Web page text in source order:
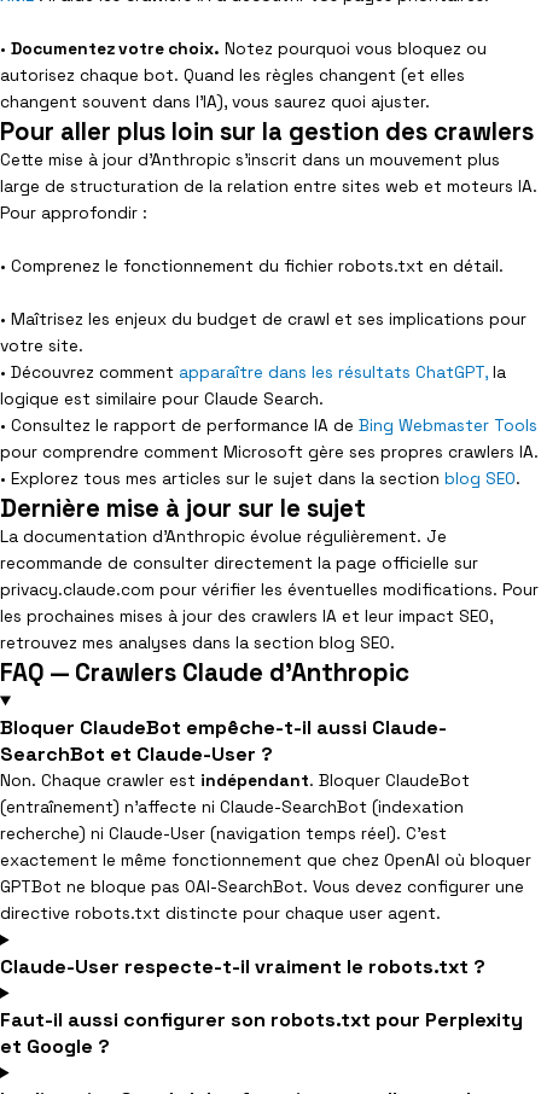
• Documentez votre choix. Notez pourquoi vous bloquez ou
autorisez chaque bot. Quand les règles changent (et elles
changent souvent dans l’IA), vous saurez quoi ajuster.
Pour aller plus loin sur la gestion des crawlers
Cette mise à jour d’Anthropic s’inscrit dans un mouvement plus
large de structuration de la relation entre sites web et moteurs IA.
Pour approfondir :
• Comprenez le fonctionnement du fichier robots.txt en détail.
• Maîtrisez les enjeux du budget de crawl et ses implications pour
votre site.
• Découvrez comment apparaître dans les résultats ChatGPT, la
logique est similaire pour Claude Search.
• Consultez le rapport de performance IA de Bing Webmaster Tools
pour comprendre comment Microsoft gère ses propres crawlers IA.
• Explorez tous mes articles sur le sujet dans la section blog SEO.
Dernière mise à jour sur le sujet
La documentation d’Anthropic évolue régulièrement. Je
recommande de consulter directement la page officielle sur
privacy.claude.com pour vérifier les éventuelles modifications. Pour
les prochaines mises à jour des crawlers IA et leur impact SEO,
retrouvez mes analyses dans la section blog SEO.
FAQ — Crawlers Claude d'Anthropic
Bloquer ClaudeBot empêche-t-il aussi Claude-
SearchBot et Claude-User ?
Non. Chaque crawler est indépendant. Bloquer ClaudeBot
(entraînement) n’affecte ni Claude-SearchBot (indexation
recherche) ni Claude-User (navigation temps réel). C’est
exactement le même fonctionnement que chez OpenAI où bloquer
GPTBot ne bloque pas OAI-SearchBot. Vous devez configurer une
directive robots.txt distincte pour chaque user agent.
Claude-User respecte-t-il vraiment le robots.txt ?
Faut-il aussi configurer son robots.txt pour Perplexity
et Google ?